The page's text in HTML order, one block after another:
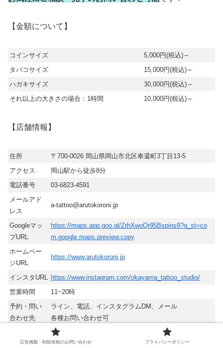
【金額について】
コインサイズ
5,000円(税込)～
タバコサイズ
15,000円(税込)～
ハガキサイズ
30,000円(税込)～
それ以上の大きさの場合：1時間
10,000円(税込)～
【店舗情報】
住所
〒700-0026 岡山県岡山市北区奉還町3丁目13-5
アクセス
岡山駅から徒歩8分
電話番号
03-6823-4591
メールアド
レス
a-tattoo@arutokoroni.jp
Googleマッ
プURL
https://maps.app.goo.gl/ZrhXwoQr95Bspins9?g_st=co
m.google.maps.preview.copy
ホームペー
ジURL
https://www.arutokoroni.jp
インスタURL
https://www.instagram.com/okayama_tattoo_studio/
営業時間
11~20時
予約・問い
合わせ先
ライン、電話、インスタグラムDM、メール
各種お問い合わせ可
【場所に関する目印】
広告掲載・削除依頼のお問い合わせ プライバシーポリシー